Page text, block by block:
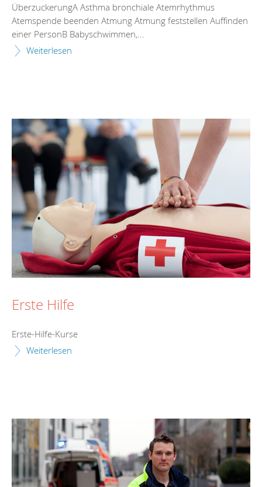
ÜberzuckerungA Asthma bronchiale Atemrhythmus
Atemspende beenden Atmung Atmung feststellen Auffinden
einer PersonB Babyschwimmen,...
Weiterlesen
Erste Hilfe
Erste-Hilfe-Kurse
Weiterlesen